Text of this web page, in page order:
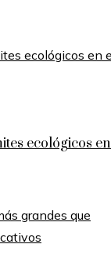
ecológicos